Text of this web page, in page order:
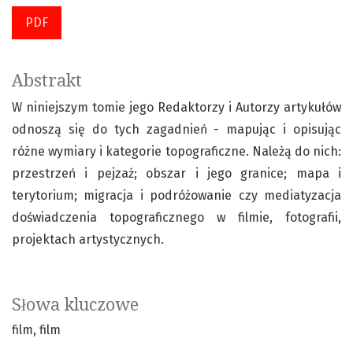
PDF
Słowa kluczowe
film film
Abstrakt
W niniejszym tomie jego Redaktorzy i Autorzy artykułów
odnoszą się do tych zagadnień - mapując i opisując
różne wymiary i kategorie topograficzne. Należą do nich:
przestrzeń i pejzaż; obszar i jego granice; mapa i
terytorium; migracja i podróżowanie czy mediatyzacja
doświadczenia topograficznego w filmie, fotografii,
projektach artystycznych.